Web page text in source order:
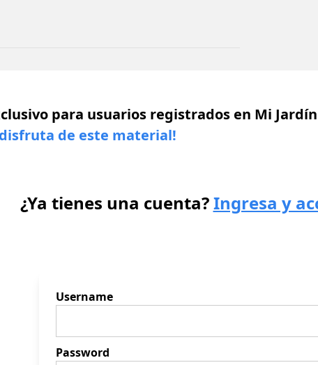
para usuarios registrados en Mi Jardín
de este material!
¿Ya tienes una cuenta?Ingresa y
Username
Password